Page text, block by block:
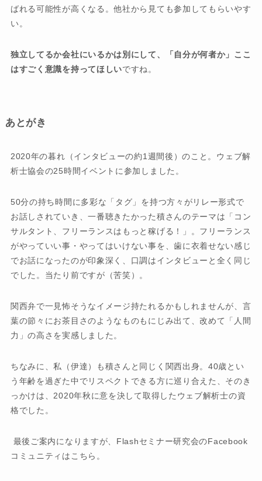
ばれる可能性が高くなる。他社から見ても参加してもらいやす
い。
独立してるか会社にいるかは別にして、「自分が何者か」ここ
はすごく意識を持ってほしいですね。
あとがき
2020年の暮れ（インタビューの約1週間後）のこと。ウェブ解
析士協会の25時間イベントに参加しました。
50分の持ち時間に多彩な「タグ」を持つ方々がリレー形式で
お話しされていき、一番聴きたかった積さんのテーマは「コン
サルタント、フリーランスはもっと稼げる！」。フリーランス
がやっていい事・やってはいけない事を、歯に衣着せない感じ
でお話になったのが印象深く、口調はインタビューと全く同じ
でした。当たり前ですが（苦笑）。
関西弁で一見怖そうなイメージ持たれるかもしれませんが、言
葉の節々にお茶目さのようなものもにじみ出て、改めて「人間
力」の高さを実感しました。
ちなみに、私（伊達）も積さんと同じく関西出身。40歳とい
う年齢を過ぎた中でリスペクトできる方に巡り合えた、そのき
っかけは、2020年秋に意を決して取得したウェブ解析士の資
格でした。
最後ご案内になりますが、Flashセミナー研究会のFacebook
コミュニティはこちら。